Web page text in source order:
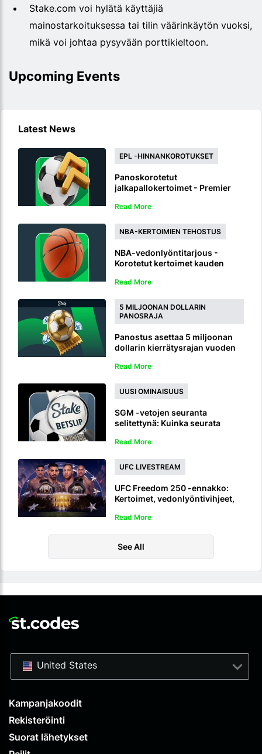
Stake.com voi hylätä käyttäjiä
mainostarkoituksessa tai tilin väärinkäytön vuoksi,
mikä voi johtaa pysyvään porttikieltoon.
Upcoming Events
Latest News
EPL -HINNANKOROTUKSET
Panoskorotetut
jalkapallokertoimet - Premier
hintakorotukset
Read More
NBA-KERTOIMIEN TEHOSTUS
NBA-vedonlyöntitarjous -
Korotetut kertoimet kauden
Read More
5 MILJOONAN DOLLARIN
PANOSRAJA
Panostus asettaa 5 miljoonan
dollarin kierrätysrajan vuoden
vedonlyönnille
Read More
UUSI OMINAISUUS
SGM -vetojen seuranta
selitettynä: Kuinka seurata
Read More
UFC LIVESTREAM
UFC Freedom 250 -ennakko:
Kertoimet, vedonlyöntivihjeet,
Read More
See All
Kampanjakoodit
Rekisteröinti
Suorat lähetykset
United States